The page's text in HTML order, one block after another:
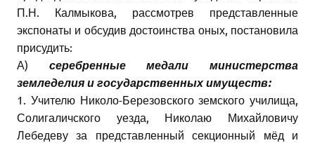
П.Н. Калмыкова, рассмотрев представленные
экспонаты и обсудив достоинства оных, постановила
присудить:
А) серебренные медали министерства
земледелия и государственных имуществ:
1. Учителю Николо-Березовского земского училища,
Солигаличского уезда, Николаю Михайловичу
Лебедеву за представленный секционный мёд и